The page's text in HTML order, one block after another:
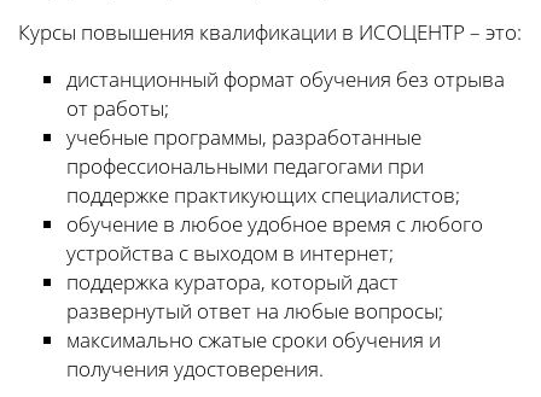
Курсы повышения квалификации в ИСОЦЕНТР – это:
дистанционный формат обучения без отрыва
от работы;
учебные программы, разработанные
профессиональными педагогами при
поддержке практикующих специалистов;
обучение в любое удобное время с любого
устройства с выходом в интернет;
поддержка куратора, который даст
развернутый ответ на любые вопросы;
максимально сжатые сроки обучения и
получения удостоверения.